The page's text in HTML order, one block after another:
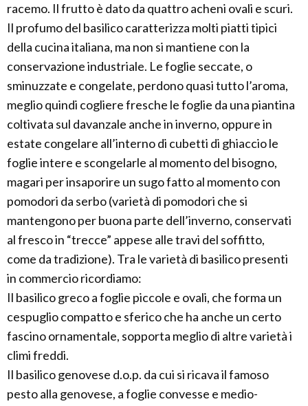
racemo. Il frutto è dato da quattro acheni ovali e scuri.
Il profumo del basilico caratterizza molti piatti tipici
della cucina italiana, ma non si mantiene con la
conservazione industriale. Le foglie seccate, o
sminuzzate e congelate, perdono quasi tutto l’aroma,
meglio quindi cogliere fresche le foglie da una piantina
coltivata sul davanzale anche in inverno, oppure in
estate congelare all’interno di cubetti di ghiaccio le
foglie intere e scongelarle al momento del bisogno,
magari per insaporire un sugo fatto al momento con
pomodori da serbo (varietà di pomodori che si
mantengono per buona parte dell’inverno, conservati
al fresco in “trecce” appese alle travi del soffitto,
come da tradizione). Tra le varietà di basilico presenti
in commercio ricordiamo:
Il basilico greco a foglie piccole e ovali, che forma un
cespuglio compatto e sferico che ha anche un certo
fascino ornamentale, sopporta meglio di altre varietà i
climi freddi.
Il basilico genovese d.o.p. da cui si ricava il famoso
pesto alla genovese, a foglie convesse e medio-